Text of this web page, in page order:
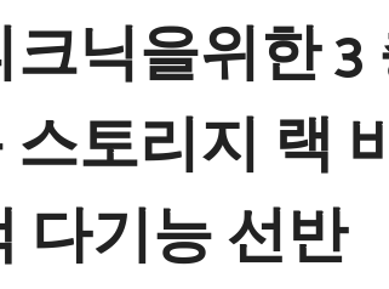
닉을위한
토리지 랙
다기능 선반